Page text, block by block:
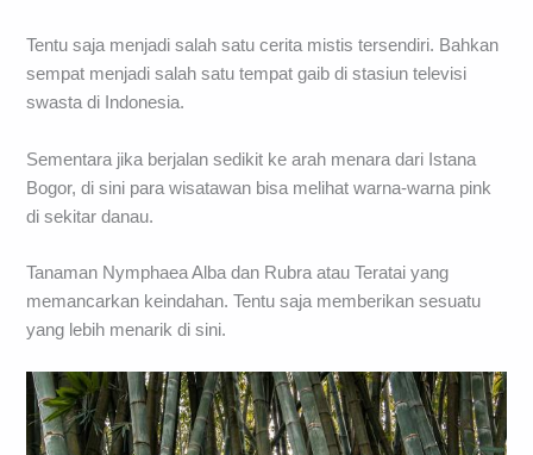
Tentu saja menjadi salah satu cerita mistis tersendiri. Bahkan
sempat menjadi salah satu tempat gaib di stasiun televisi
swasta di Indonesia.
Sementara jika berjalan sedikit ke arah menara dari Istana
Bogor, di sini para wisatawan bisa melihat warna-warna pink
di sekitar danau.
Tanaman Nymphaea Alba dan Rubra atau Teratai yang
memancarkan keindahan. Tentu saja memberikan sesuatu
yang lebih menarik di sini.